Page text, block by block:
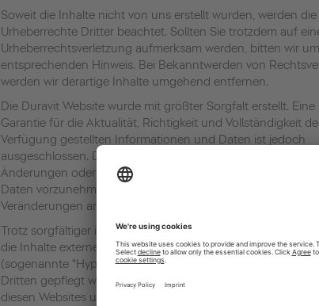
Soweit die Inhalte nicht von uns erstellt wurden, werden die
Urheberrechte Dritter beachtet. Sollten Sie trotzdem auf
Urheberrechtsverletzung aufmerksam werden, bitten wir
entsprechenden Hinweis. Bei Bekanntwerden von
werden wir derartige Inhalte umgehend entfernen.
Die Duravit Website wurde mit größter Sorgfalt erstellt.
Garantie für die Aktualität, Richtigkeit und Vollständigkeit
Verfügung gestellten Informationen und Daten ist jedoch
ausgeschlossen. Duravit behält sich vor, ohne Ankündigung,
Änderungen oder Ergänzungen der bereitgestellten
Daten vorzunehmen. Technische Verbesserungen und
Veränderungen an den abgebildeten Produkten behalten wir
Trotz sorgfältiger inhaltlicher Kontrolle übernehmen wir
die Inhalte externer Links. Dies können auch
(sogenannte "Hyperlinks") zu externen Websites im Internet
Dritten gepflegt werden. Duravit vermittelt lediglich den
diesen Websites und übernimmt keinerlei Verantwortung